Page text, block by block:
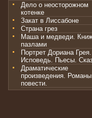
Дело о неосторожном
котенке
Закат в Лиссабоне
Страна грез
Маша и медведи.
пазлами
Портрет Дориана Грея.
Исповедь. Пьесы.
Драматические
произведения.
повести.